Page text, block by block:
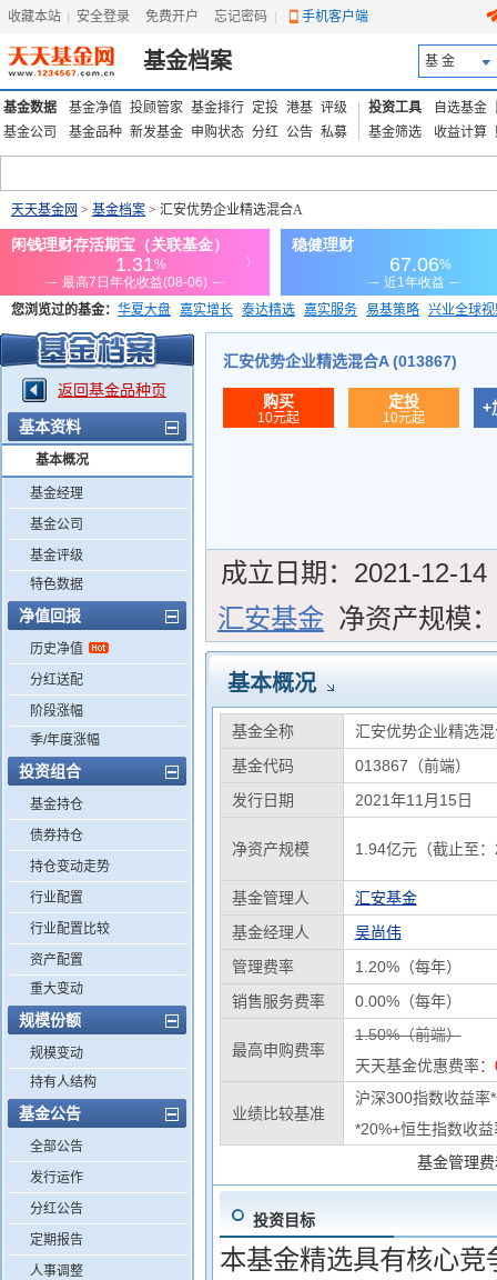
收藏本站 安全登录 免费开户 忘记密码 手机客户端
基金档案 基 金
基金数据 基金净值 投顾管家 基金排行 定投 港基 评级
基金公司
基金品种 新发基金 申购状态 分红 公告 私募
投资工具 自选基金
基金筛选
收益计算
天天基金网 > 基金档案 > 汇安优势企业精选混合A
您浏览过的基金： 华夏大盘 嘉实增长 泰达精选 嘉实服务 易基策略 兴业全球
添富优势 华安宏利 上证180价值ETF
返回基金品种页
基本资料
基本概况
基金经理
基金公司
基金评级
特色数据
净值回报
历史净值
分红送配
阶段涨幅
季/年度涨幅
投资组合
基金持仓
债券持仓
持仓变动走势
行业配置
行业配置比较
资产配置
重大变动
规模份额
规模变动
持有人结构
基金公告
全部公告
发行运作
分红公告
定期报告
人事调整
汇安优势企业精选混合A (013867)
购买
10元起
定投
10元起
+
成立日期： 2021-12-14
汇安基金 净资产规模：
基本概况
基金全称
汇安优势企业精选
基金代码
013867（前端）
发行日期
2021年11月15日
净资产规模 1.94亿元（截止至
基金管理人
汇安基金
基金经理人
吴尚伟
管理费率
1.20%（每年）
销售服务费率
0.00%（每年）
最高申购费率
1.50%（前端）
天天基金优惠费率：
业绩比较基准
沪深300指数收益率
*20%+恒生指数收益
基金管理
投资目标
本基金精选具有核心